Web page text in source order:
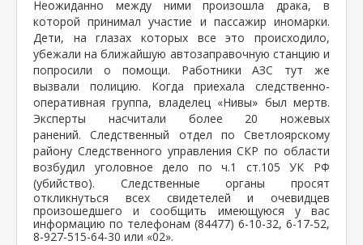
Неожиданно между ними произошла драка, в
которой принимал участие и пассажир иномарки.
Дети, на глазах которых все это происходило,
убежали на ближайшую автозаправочную станцию и
попросили о помощи. Работники АЗС тут же
вызвали полицию. Когда приехала следственно-
оперативная группа, владелец «Нивы» был мертв.
Эксперты насчитали более 20 ножевых
ранений.Следственный отдел по Светлоярскому
району Следственного управления СКР по области
возбудил уголовное дело по ч.1 ст.105 УК РФ
(убийство). Следственные органы просят
откликнуться всех свидетелей и очевидцев
произошедшего и сообщить имеющуюся у вас
информацию по телефонам (84477) 6-10-32, 6-17-52,
8-927-515-64-30 или «02».